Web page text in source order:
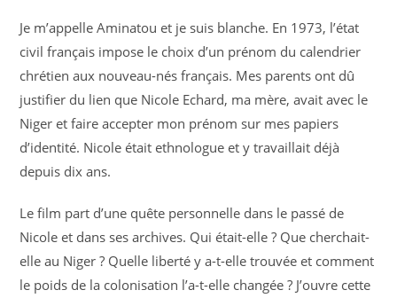
Je m’appelle Aminatou et je suis blanche. En 1973, l’état
civil français impose le choix d’un prénom du calendrier
chrétien aux nouveau-nésfrançais. Mes parents ont dû
justifier du lien que Nicole Echard, ma mère, avait avec le
Niger et faire accepter mon prénom sur mes papiers
d’identité. Nicole était ethnologue et y travaillait déjà
depuis dix ans.
Le film part d’une quête personnelle dans le passé de
Nicole et dans ses archives. Qui était-elle ? Que cherchait-
elle au Niger ? Quelle liberté y a-t-elle trouvée et comment
le poids de la colonisation l’a-t-elle changée ? J’ouvre cette